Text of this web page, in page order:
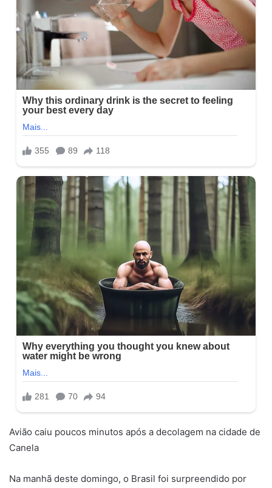
Avião caiu poucos minutos após a decolagem na cidade de
Canela
Na manhã deste domingo, o Brasil foi surpreendido por